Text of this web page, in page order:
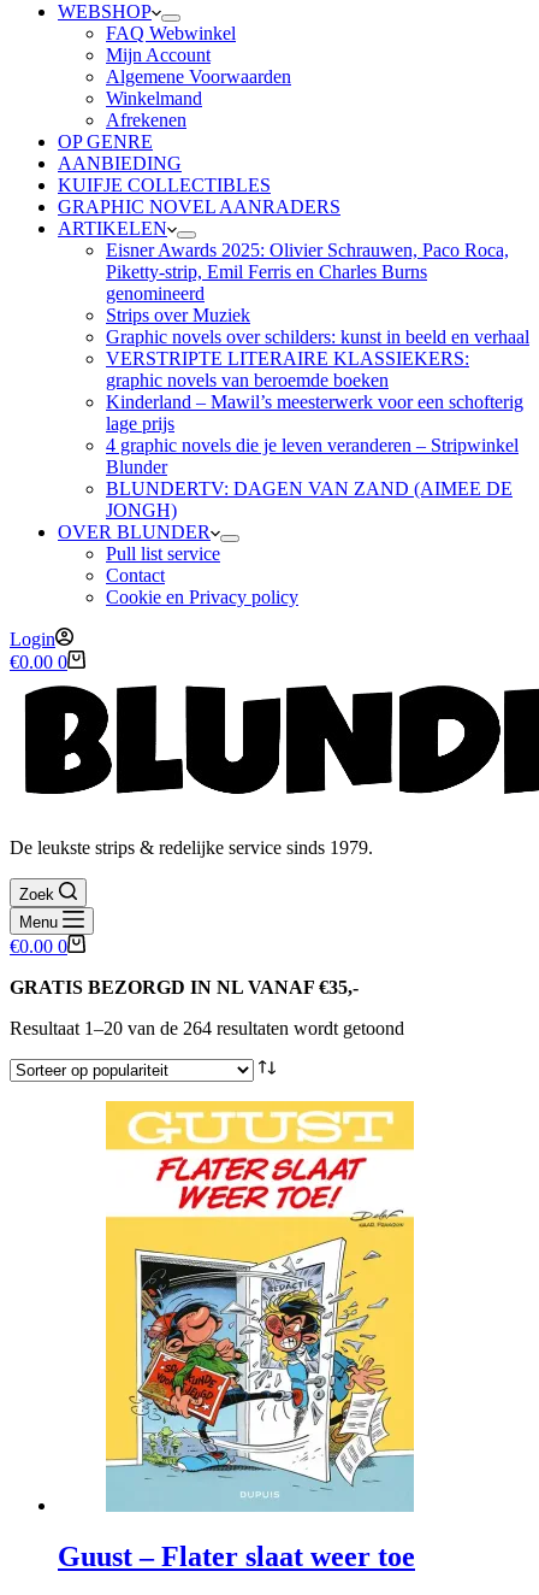
WEBSHOP
FAQ Webwinkel
Mijn Account
Algemene Voorwaarden
Winkelmand
Afrekenen
OP GENRE
AANBIEDING
KUIFJE COLLECTIBLES
GRAPHIC NOVEL AANRADERS
ARTIKELEN
Eisner Awards 2025: Olivier Schrauwen, Paco Roca,
Piketty-strip, Emil Ferris en Charles Burns
genomineerd
Strips over Muziek
Graphic novels over schilders: kunst in beeld en verhaal
VERSTRIPTE LITERAIRE KLASSIEKERS:
graphic novels van beroemde boeken
Kinderland – Mawil’s meesterwerk voor een schofterig
lage prijs
4 graphic novels die je leven veranderen – Stripwinkel
Blunder
BLUNDERTV: DAGEN VAN ZAND (AIMEE DE
JONGH)
OVER BLUNDER
Pull list service
Contact
Cookie en Privacy policy
Login
Winkelwagen
€0.00 0
De leukste strips & redelijke service sinds 1979.
Zoek
Menu
Winkelwagen
€0.00 0
GRATIS BEZORGD IN NL VANAF €35,-
Resultaat 1–20 van de 264 resultaten wordt getoond
Guust – Flater slaat weer toe